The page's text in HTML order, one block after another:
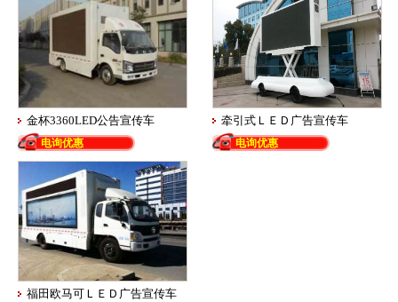
金杯3360LED公告宣传车
电询优惠
牵引式ＬＥＤ广告宣传车
电询优惠
福田欧马可ＬＥＤ广告宣传车